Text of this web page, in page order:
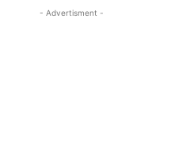
- Advertisment -